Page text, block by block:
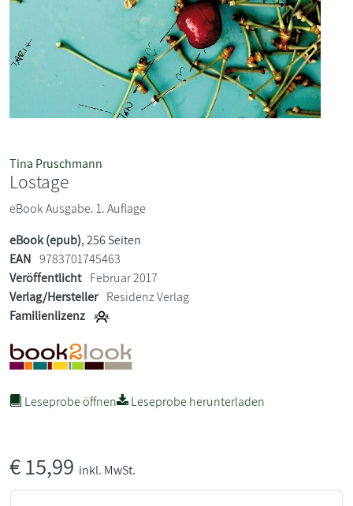
Tina Pruschmann
Lostage
eBook Ausgabe. 1. Auflage
eBook (epub), 256 Seiten
EAN 9783701745463
Veröffentlicht Februar 2017
Verlag/Hersteller Residenz Verlag
Familienlizenz
Leseprobe öffnen Leseprobe herunterladen
€15,99 inkl. MwSt.